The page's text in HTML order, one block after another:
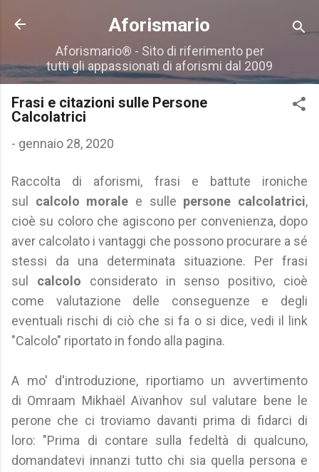
Passa ai contenuti principali
Aforismario
Aforismario® - Sito di riferimento per
tutti gli appassionati di aforismi dal 2009
Frasi e citazioni sulle Persone
Calcolatrici
- gennaio 28, 2020
Raccolta di aforismi, frasi e battute ironiche
sul calcolo morale e sulle persone calcolatrici,
cioè su coloro che agiscono per convenienza, dopo
aver calcolato i vantaggi che possono procurare a sé
stessi da una determinata situazione. Per frasi
sul calcolo considerato in senso positivo, cioè
come valutazione delle conseguenze e degli
eventuali rischi di ciò che si fa o si dice, vedi il link
"Calcolo" riportato in fondo alla pagina.
A mo' d'introduzione, riportiamo un avvertimento
di Omraam Mikhaël Aïvanhov sul valutare bene le
perone che ci troviamo davanti prima di fidarci di
loro: "Prima di contare sulla fedeltà di qualcuno,
domandatevi innanzi tutto chi sia quella persona e